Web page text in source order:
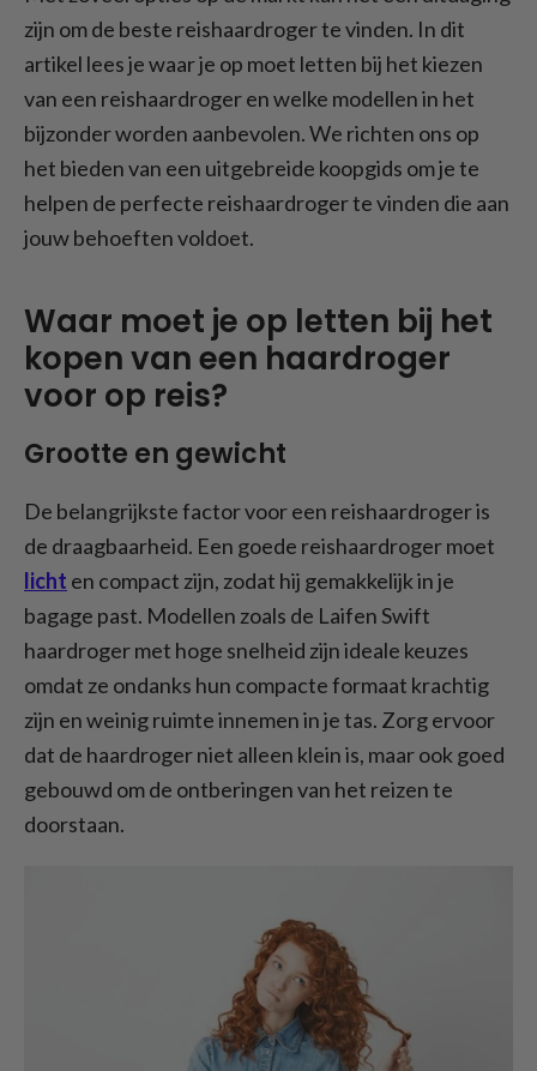
Conclusie
zijn om de beste reishaardroger te vinden. In dit
artikel lees je waar je op moet letten bij het kiezen
van een reishaardroger en welke modellen in het
bijzonder worden aanbevolen. We richten ons op
het bieden van een uitgebreide koopgids om je te
helpen de perfecte reishaardroger te vinden die aan
jouw behoeften voldoet.
Waar moet je op letten bij het
kopen van een haardroger
voor op reis?
Grootte en gewicht
De belangrijkste factor voor een reishaardroger is
de draagbaarheid. Een goede reishaardroger moet
licht en compact zijn, zodat hij gemakkelijk in je
bagage past. Modellen zoals de Laifen Swift
haardroger met hoge snelheid zijn ideale keuzes
omdat ze ondanks hun compacte formaat krachtig
zijn en weinig ruimte innemen in je tas. Zorg ervoor
dat de haardroger niet alleen klein is, maar ook goed
gebouwd om de ontberingen van het reizen te
doorstaan.